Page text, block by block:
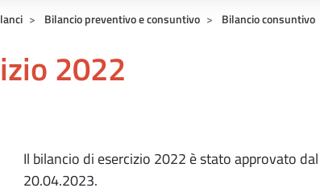
Bilancio preventivo e consuntivo Bilancio consuntivo
2022
Il bilancio di esercizio 2022 è stato approvato
20.04.2023.